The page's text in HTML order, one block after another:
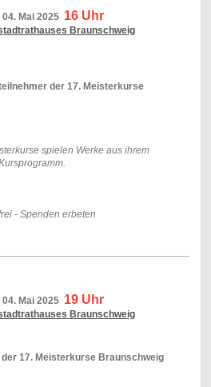
Mai 2025 16 Uhr
Braunschweig
der 17. Meisterkurse
spielen Werke aus ihrem
- Spenden erbeten
Mai 2025 19 Uhr
Braunschweig
17. Meisterkurse Braunschweig